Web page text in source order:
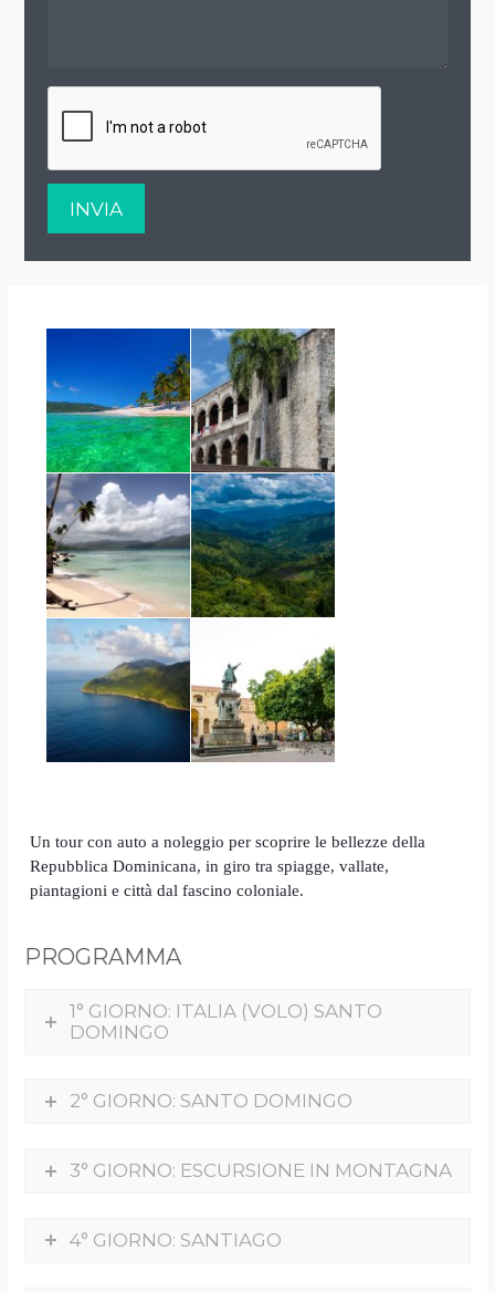
Un tour con auto a noleggio per scoprire le bellezze della
Repubblica Dominicana, in giro tra spiagge, vallate,
piantagioni e città dal fascino coloniale.
PROGRAMMA
1° GIORNO: ITALIA (VOLO) SANTO
DOMINGO
2° GIORNO: SANTO DOMINGO
3° GIORNO: ESCURSIONE IN MONTAGNA
4° GIORNO: SANTIAGO